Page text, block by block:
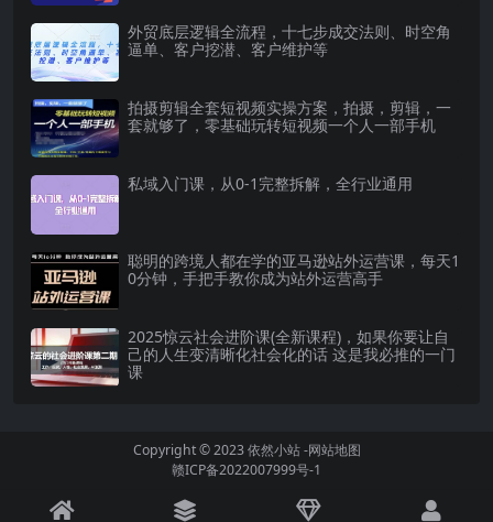
外贸底层逻辑全流程，十七步成交法则、时空角
逼单、客户挖潜、客户维护等
拍摄剪辑全套短视频实操方案，拍摄，剪辑，一
套就够了，零基础玩转短视频一个人一部手机
私域入门课，从0-1完整拆解，全行业通用
聪明的跨境人都在学的亚马逊站外运营课，每天1
0分钟，手把手教你成为站外运营高手
2025惊云社会进阶课(全新课程)，如果你要让自
己的人生变清晰化社会化的话 这是我必推的一门
课
Copyright © 2023依然小站-网站地图
赣ICP备2022007999号-1